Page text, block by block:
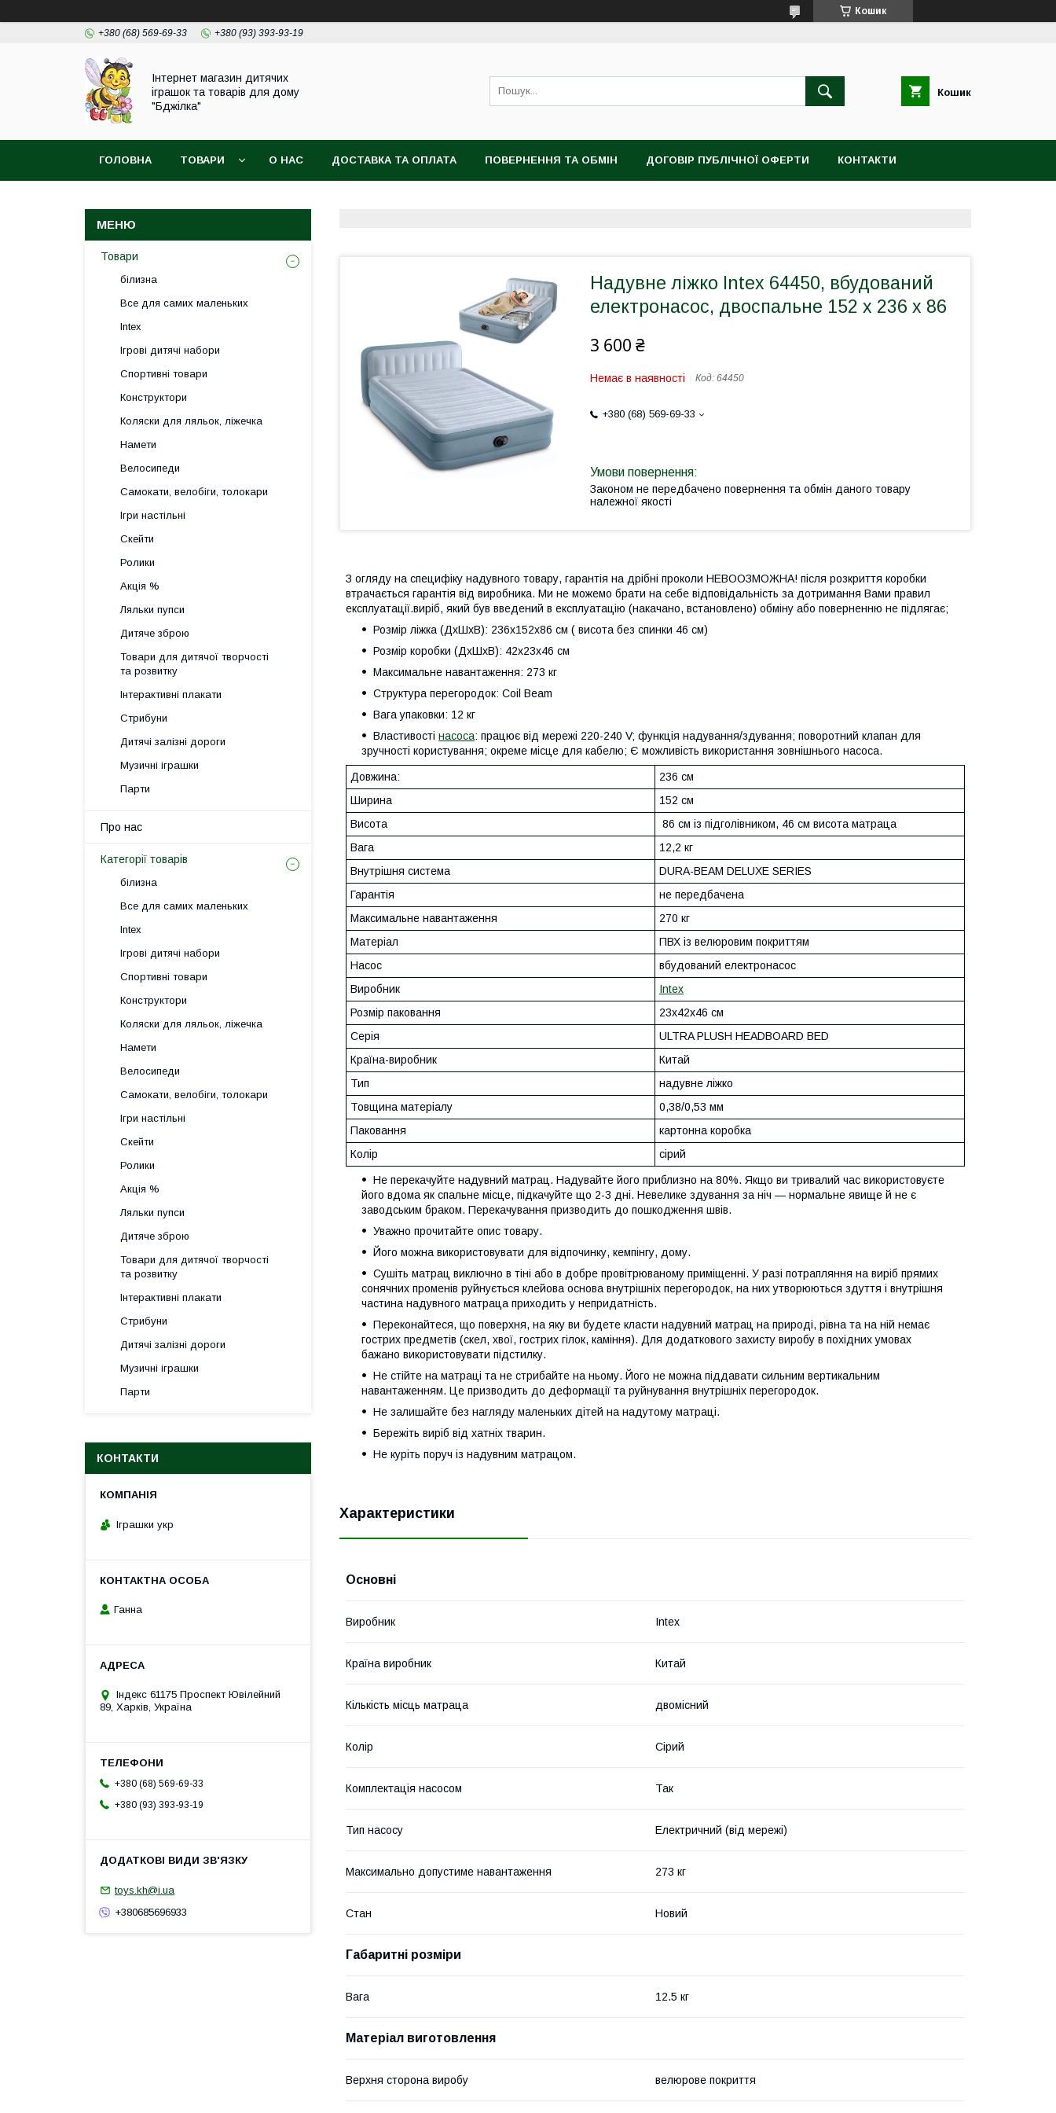
Кошик
+380 (68) 569-69-33 +380 (93) 393-93-19
Інтернет магазин дитячих
іграшок та товарів для дому
"Бджілка"
Кошик
ГОЛОВНА ТОВАРИ О НАС ДОСТАВКА ТА ОПЛАТА ПОВЕРНЕННЯ ТА ОБМІН ДОГОВІР ПУБЛІЧНОЇ ОФЕРТИ КОНТАКТИ
Надувне ліжко Intex 64450, вбудований
електронасос, двоспальне 152 х 236 х 86
3 600 ₴
Немає в наявності Код: 64450
+380 (68) 569-69-33
Законом не передбачено повернення та обмін даного товару
належної якості
З огляду на специфіку надувного товару, гарантія на дрібні проколи НЕВООЗМОЖНА! після розкриття коробки
втрачається гарантія від виробника. Ми не можемо брати на себе відповідальність за дотримання Вами правил
експлуатації.виріб, який був введений в експлуатацію (накачано, встановлено) обміну або поверненню не підлягає;
Розмір ліжка (ДхШхВ): 236х152х86 см ( висота без спинки 46 см)
Розмір коробки (ДхШхВ): 42х23х46 см
Максимальне навантаження: 273 кг
Структура перегородок: Coil Beam
Вага упаковки: 12 кг
Властивості насоса: працює від мережі 220-240 V; функція надування/здування; поворотний клапан для
зручності користування; окреме місце для кабелю; Є можливість використання зовнішнього насоса.
Довжина:
236 см
Ширина
152 см
Висота
86 см із підголівником, 46 см висота матраца
Вага
12,2 кг
Внутрішня система
DURA-BEAM DELUXE SERIES
Гарантія
не передбачена
Максимальне навантаження
270 кг
Матеріал
ПВХ із велюровим покриттям
Насос
вбудований електронасос
Виробник
Intex
Розмір паковання
23x42x46 см
Серія
ULTRA PLUSH HEADBOARD BED
Країна-виробник
Китай
Тип
надувне ліжко
Товщина матеріалу
0,38/0,53 мм
Паковання
картонна коробка
Колір
сірий
Не перекачуйте надувний матрац. Надувайте його приблизно на 80%. Якщо ви тривалий час використовуєте
його вдома як спальне місце, підкачуйте що 2-3 дні. Невелике здування за ніч — нормальне явище й не є
заводським браком. Перекачування призводить до пошкодження швів.
Уважно прочитайте опис товару.
Його можна використовувати для відпочинку, кемпінгу, дому.
Сушіть матрац виключно в тіні або в добре провітрюваному приміщенні. У разі потрапляння на виріб прямих
сонячних променів руйнується клейова основа внутрішніх перегородок, на них утворюються здуття і внутрішня
частина надувного матраца приходить у непридатність.
Переконайтеся, що поверхня, на яку ви будете класти надувний матрац на природі, рівна та на ній немає
гострих предметів (скел, хвої, гострих гілок, каміння). Для додаткового захисту виробу в похідних умовах
бажано використовувати підстилку.
Не стійте на матраці та не стрибайте на ньому. Його не можна піддавати сильним вертикальним
навантаженням. Це призводить до деформації та руйнування внутрішніх перегородок.
Не залишайте без нагляду маленьких дітей на надутому матраці.
Бережіть виріб від хатніх тварин.
Не куріть поруч із надувним матрацом.
Характеристики
Основні
Виробник Intex
Країна виробник Китай
Кількість місць матраца двомісний
Колір Сірий
Комплектація насосом Так
Тип насосу Електричний (від мережі)
Максимально допустиме навантаження 273 кг
Стан Новий
Габаритні розміри
Вага 12.5 кг
Матеріал виготовлення
Верхня сторона виробу велюрове покриття
Товари
білизна
Все для самих маленьких
Intex
Ігрові дитячі набори
Спортивні товари
Конструктори
Коляски для ляльок, ліжечка
Намети
Велосипеди
Самокати, велобіги, толокари
Ігри настільні
Скейти
Ролики
Акція %
Ляльки пупси
Дитяче зброю
Товари для дитячої творчості
та розвитку
Інтерактивні плакати
Стрибуни
Дитячі залізні дороги
Музичні іграшки
Парти
Про нас
Категорії товарів
білизна
Все для самих маленьких
Intex
Ігрові дитячі набори
Спортивні товари
Конструктори
Коляски для ляльок, ліжечка
Намети
Велосипеди
Самокати, велобіги, толокари
Ігри настільні
Скейти
Ролики
Акція %
Ляльки пупси
Дитяче зброю
Товари для дитячої творчості
та розвитку
Інтерактивні плакати
Стрибуни
Дитячі залізні дороги
Музичні іграшки
Парти
КОНТАКТИ
Іграшки укр
Ганна
Індекс 61175 Проспект Ювілейний
89, Харків, Україна
+380 (68) 569-69-33
+380 (93) 393-93-19
toys.kh@i.ua
+380685696933